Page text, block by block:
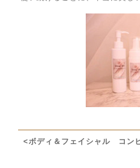
<ボディ＆フェイシャル コン